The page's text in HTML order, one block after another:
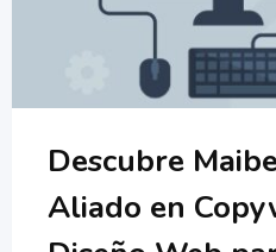
Descubre
Aliado en